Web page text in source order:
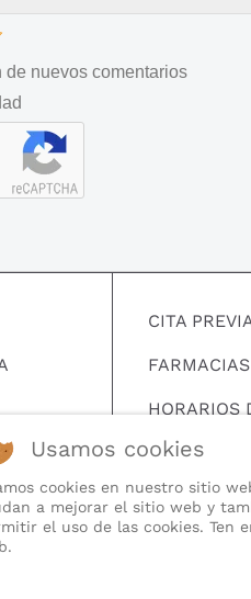
nuevos comentarios
CITA
HORARIOS
BUSCAR
Usamos cookies
cookies en nuestro sitio
a mejorar el sitio web y
el uso de las cookies. Ten